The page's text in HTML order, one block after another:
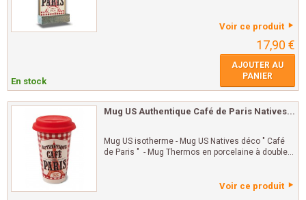
Voir ce produit
17,90 €
En stock
AJOUTER AU
PANIER
Mug US Authentique Café de Paris Natives...
Mug US isotherme - Mug US Natives déco " Café
de Paris " - Mug Thermos en porcelaine à double...
Voir ce produit